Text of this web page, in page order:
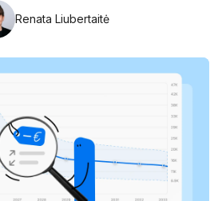
Renata Liubertaitė